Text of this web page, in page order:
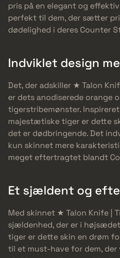
pris på en elegant og
perfekt til dem, der sætter
dødelighed i deres Counter
Indviklet design
Det, der adskiller ★ Talon
er dets anodiserede orange
tigerstribemønster.
majestætiske tiger er dette
det er dødbringende. Det
kun skinnet mere
meget eftertragtet blandt
Et sjældent og
Med skinnet ★ Talon Knife |
sjældenhed, der er i
tiger er dette skin en drøm
til et must-have for dem,